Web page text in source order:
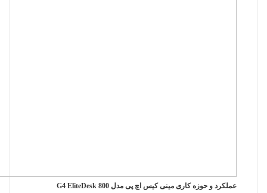
عملکرد و حوزه کاری مینی کیس اچ پی مدل 800 G4 EliteDesk